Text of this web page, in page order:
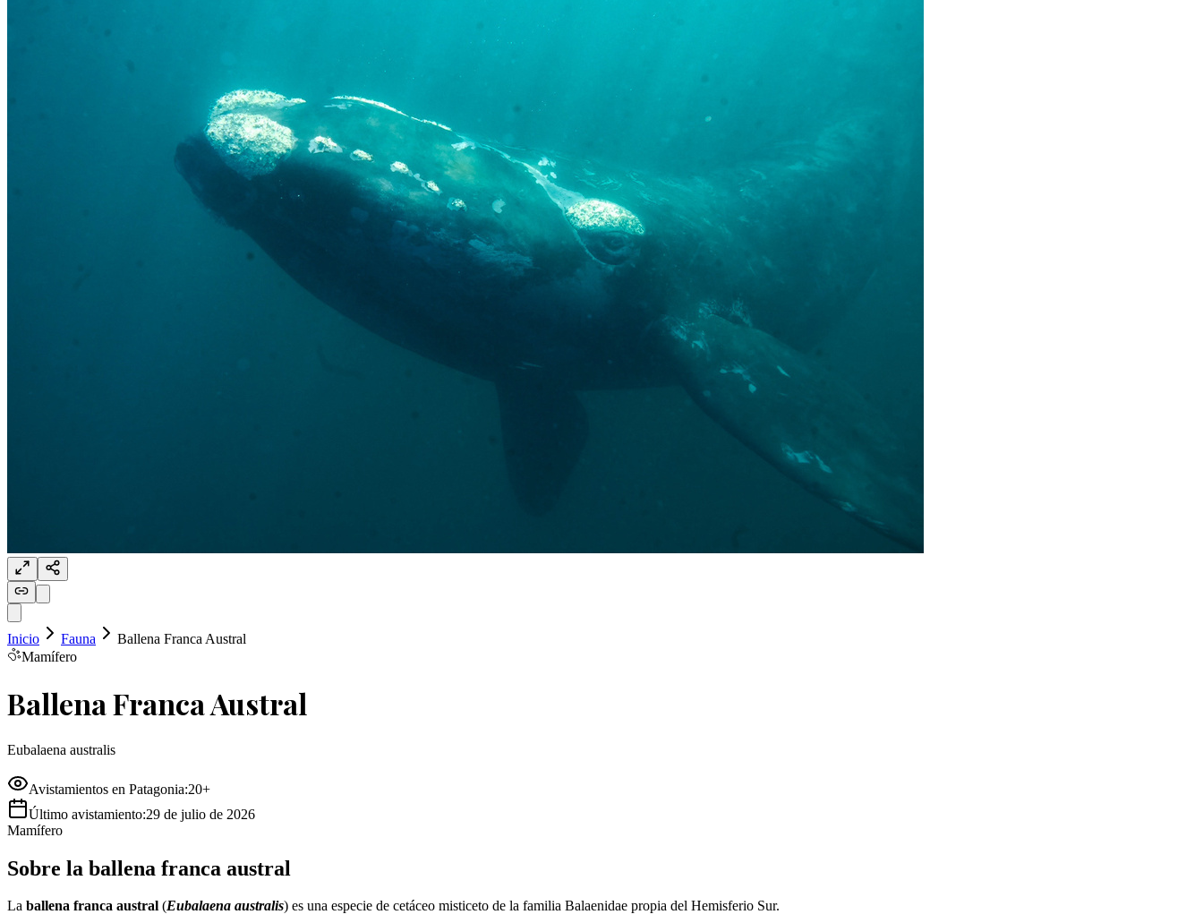
Inicio Fauna
Ballena Franca Austral
Mamífero
Ballena Franca Austral
Eubalaena australis
Avistamientos en Patagonia:20+
Último avistamiento:29 de julio de 2026
Mamífero
Sobre la ballena franca austral
La ballena franca austral (Eubalaena australis) es una especie de cetáceo misticeto de la familia Balaenidae propia del Hemisferio Sur.